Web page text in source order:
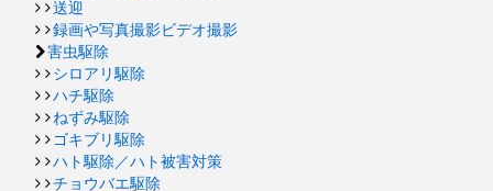
送迎
録画や写真撮影ビデオ撮影
害虫駆除
シロアリ駆除
ハチ駆除
ねずみ駆除
ゴキブリ駆除
ハト駆除／ハト被害対策
チョウバエ駆除